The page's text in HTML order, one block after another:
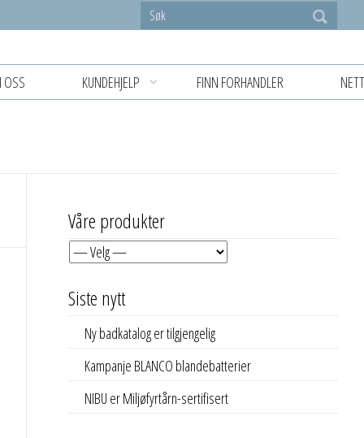
KUNDEHJELP FINN FORHANDLER
Våre produkter
Siste nytt
Ny badkatalog er tilgjengelig
Kampanje BLANCO blandebatterier
NIBU er Miljøfyrtårn-sertifisert